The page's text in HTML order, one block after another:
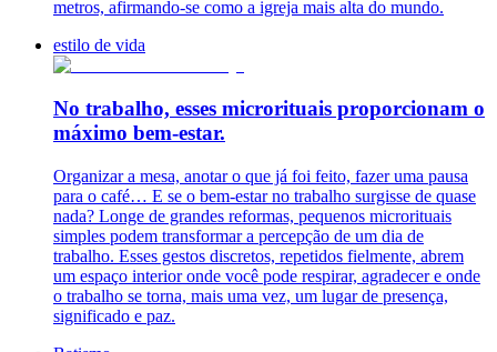
metros, afirmando-se como a igreja mais alta do mundo.
estilo de vida
No trabalho, esses microrituais proporcionam o
máximo bem-estar.
Organizar a mesa, anotar o que já foi feito, fazer uma pausa
para o café… E se o bem-estar no trabalho surgisse de quase
nada? Longe de grandes reformas, pequenos microrituais
simples podem transformar a percepção de um dia de
trabalho. Esses gestos discretos, repetidos fielmente, abrem
um espaço interior onde você pode respirar, agradecer e onde
o trabalho se torna, mais uma vez, um lugar de presença,
significado e paz.